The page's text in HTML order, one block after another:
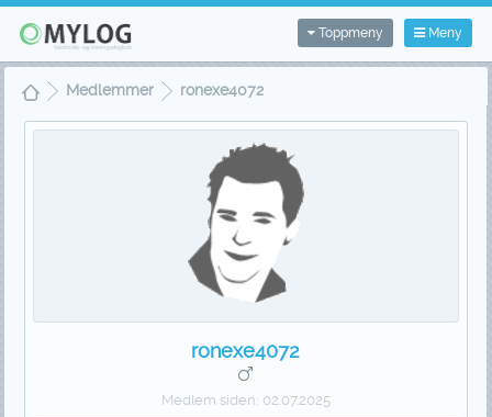
Meny
Toppmeny
Medlemmer ronexe4072
ronexe4072
Medlem siden: 02.07.2025